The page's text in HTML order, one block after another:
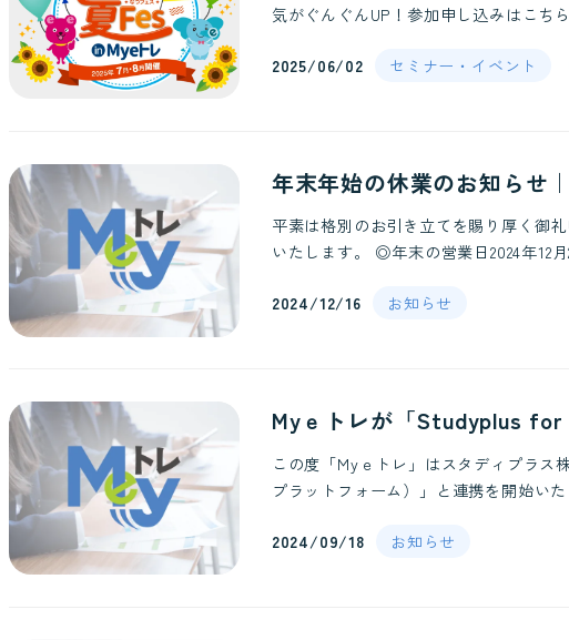
気がぐんぐんUP！参加申し込みはこち
2025/06/02 セミナー・イベント
年末年始の休業のお知らせ
平素は格別のお引き立てを賜り厚く御
いたします。 ◎年末の営業日2024年12
2024/12/16 お知らせ
Myｅトレが「Studyplus
この度「Myｅトレ」はスタディプラ
プラットフォーム）」と連携を開始い
2024/09/18 お知らせ